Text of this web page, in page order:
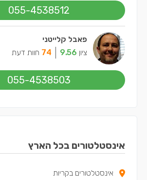
055-4538512
פאבל קלייטני
ציון 9.56
74 חוות דעת
055-4538503
אינסטלטורים בכל הארץ
אינסטלטורים בקריות